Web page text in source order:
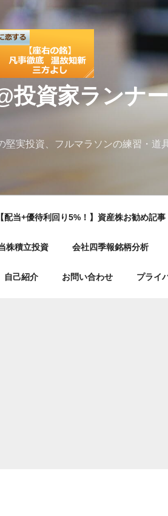
投資家ランナ
堅実投資、フルマラソンの練習・道
【配当+優待利回り5%！】資産株お勧め記
株積立投資 会社四季報銘柄分析
自己紹介 お問い合わせ プライ